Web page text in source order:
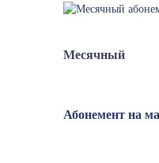
Месячный
Абонемент на